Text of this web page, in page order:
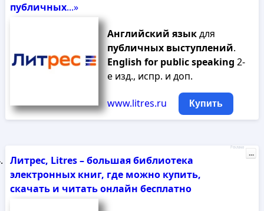
публичных...»
Английский языкдля
публичных выступлений.
English for publicspeaking 2-
е изд., испр. и доп.
www.litres.ru Купить
Литрес, Litres – большая библиотека
электронных книг, где можно купить,
скачать и читать онлайн бесплатно
Реклама
...